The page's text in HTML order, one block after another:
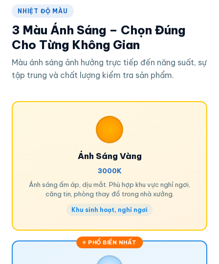
NHIỆT ĐỘ MÀU
3 Màu Ánh Sáng – Chọn Đúng
Cho Từng Không Gian
Màu ánh sáng ảnh hưởng trực tiếp đến năng suất, sự
tập trung và chất lượng kiểm tra sản phẩm.
Ánh Sáng Vàng
3000K
Ánh sáng ấm áp, dịu mắt. Phù hợp khu vực nghỉ ngơi,
căng tin, phòng thay đồ trong nhà xưởng.
Khu sinh hoạt, nghỉ ngơi
⭐ PHỔ BIẾN NHẤT